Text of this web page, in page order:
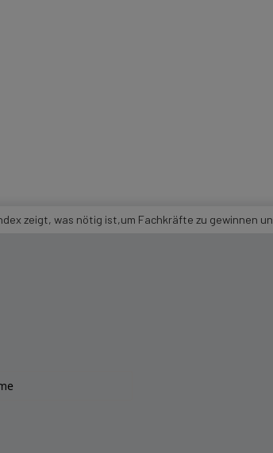
zeigt, was nötig ist,um Fachkräfte zu gewinnen